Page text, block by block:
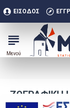
ΕΊΣΟΔΟΣ
ΖΩΓΡΑΦΙΚΉ